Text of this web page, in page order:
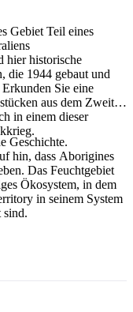
Gebiet Teil eines
hier historische
die 1944 gebaut und
Sie eine
aus dem Zweiten
in einem dieser
Geschichte.
hin, dass Aborigines
Das Feuchtgebiet
Ökosystem, in dem
in seinem System
sind.